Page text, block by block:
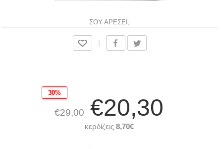
ΣΟΥ ΑΡΕΣΕΙ;
30%
€29,00 €20,30
κερδίζεις 8,70€